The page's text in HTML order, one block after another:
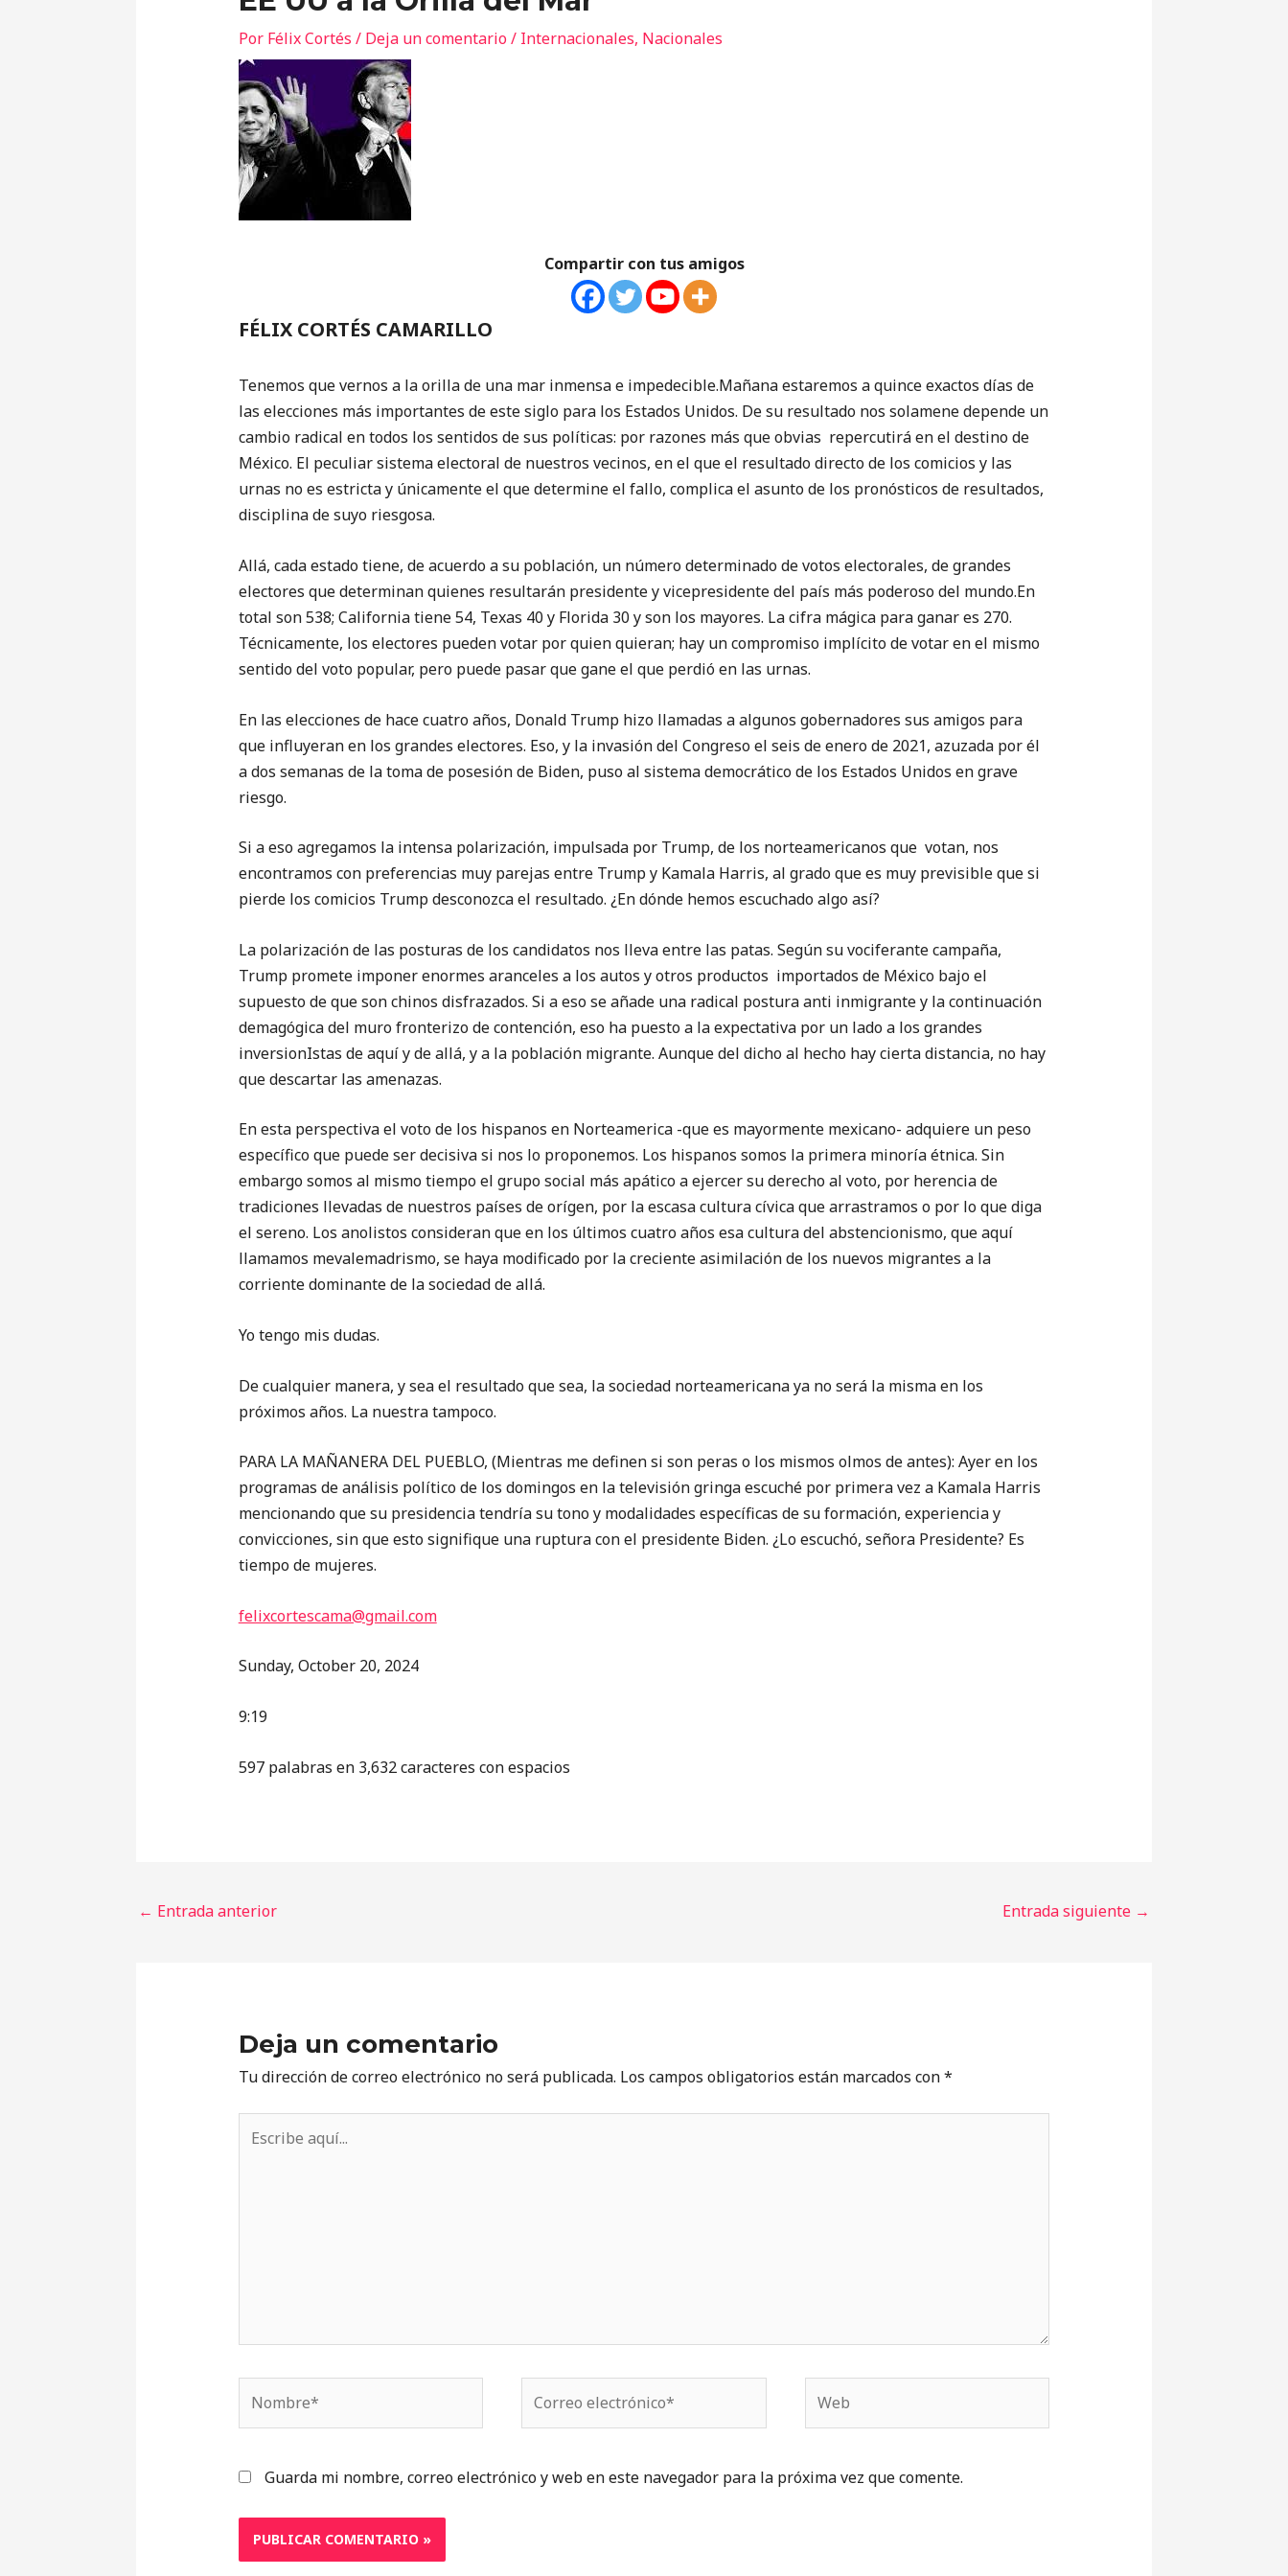
Por Félix Cortés / Deja un comentario/ Internacionales, Nacionales
Compartir con tus amigos
FÉLIX CORTÉS CAMARILLO
Tenemos que vernos a la orilla de una mar inmensa e impedecible.Mañana estaremos a quince exactos días de
las elecciones más importantes de este siglo para los Estados Unidos. De su resultado nos solamene depende un
cambio radical en todos los sentidos de sus políticas: por razones más que obvias repercutirá en el destino de
México. El peculiar sistema electoral de nuestros vecinos, en el que el resultado directo de los comicios y las
urnas no es estricta y únicamente el que determine el fallo, complica el asunto de los pronósticos de resultados,
disciplina de suyo riesgosa.
Allá, cada estado tiene, de acuerdo a su población, un número determinado de votos electorales, de grandes
electores que determinan quienes resultarán presidente y vicepresidente del país más poderoso del mundo.En
total son 538; California tiene 54, Texas 40 y Florida 30 y son los mayores. La cifra mágica para ganar es 270.
Técnicamente, los electores pueden votar por quien quieran; hay un compromiso implícito de votar en el mismo
sentido del voto popular, pero puede pasar que gane el que perdió en las urnas.
En las elecciones de hace cuatro años, Donald Trump hizo llamadas a algunos gobernadores sus amigos para
que influyeran en los grandes electores. Eso, y la invasión del Congreso el seis de enero de 2021, azuzada por él
a dos semanas de la toma de posesión de Biden, puso al sistema democrático de los Estados Unidos en grave
riesgo.
Si a eso agregamos la intensa polarización, impulsada por Trump, de los norteamericanos que votan, nos
encontramos con preferencias muy parejas entre Trump y Kamala Harris, al grado que es muy previsible que si
pierde los comicios Trump desconozca el resultado. ¿En dónde hemos escuchado algo así?
La polarización de las posturas de los candidatos nos lleva entre las patas. Según su vociferante campaña,
Trump promete imponer enormes aranceles a los autos y otros productos importados de México bajo el
supuesto de que son chinos disfrazados. Si a eso se añade una radical postura anti inmigrante y la continuación
demagógica del muro fronterizo de contención, eso ha puesto a la expectativa por un lado a los grandes
inversionIstas de aquí y de allá, y a la población migrante. Aunque del dicho al hecho hay cierta distancia, no hay
que descartar las amenazas.
En esta perspectiva el voto de los hispanos en Norteamerica -que es mayormente mexicano- adquiere un peso
específico que puede ser decisiva si nos lo proponemos. Los hispanos somos la primera minoría étnica. Sin
embargo somos al mismo tiempo el grupo social más apático a ejercer su derecho al voto, por herencia de
tradiciones llevadas de nuestros países de orígen, por la escasa cultura cívica que arrastramos o por lo que diga
el sereno. Los anolistos consideran que en los últimos cuatro años esa cultura del abstencionismo, que aquí
llamamos mevalemadrismo, se haya modificado por la creciente asimilación de los nuevos migrantes a la
corriente dominante de la sociedad de allá.
Yo tengo mis dudas.
De cualquier manera, y sea el resultado que sea, la sociedad norteamericana ya no será la misma en los
próximos años. La nuestra tampoco.
PARA LA MAÑANERA DEL PUEBLO, (Mientras me definen si son peras o los mismos olmos de antes): Ayer en los
programas de análisis político de los domingos en la televisión gringa escuché por primera vez a Kamala Harris
mencionando que su presidencia tendría su tono y modalidades específicas de su formación, experiencia y
convicciones, sin que esto signifique una ruptura con el presidente Biden. ¿Lo escuchó, señora Presidente? Es
tiempo de mujeres.
felixcortescama@gmail.com
Sunday, October 20, 2024
9:19
597 palabras en 3,632 caracteres con espacios
← Entrada anterior Entrada siguiente →
Deja un comentario
Tu dirección de correo electrónico no será publicada. Los campos obligatorios están marcados con*
aquí...
electrónico*
Guarda mi nombre, correo electrónico y web en este navegador para la próxima vez que comente.